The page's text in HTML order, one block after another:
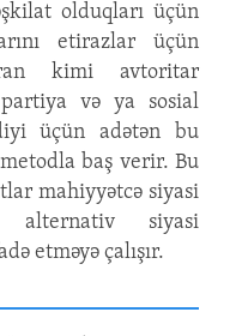
olduqları üçün
etirazlar üçün
kimi avtoritar
və ya sosial
üçün adətən bu
baş verir. Bu
mahiyyətcə siyasi
alternativ siyasi
etməyə çalışır.